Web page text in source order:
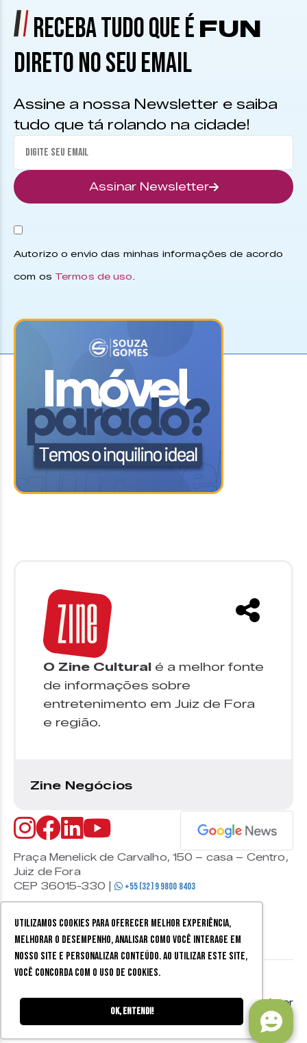
Utilizamos cookies para oferecer melhor experiência,
melhorar o desempenho, analisar como você interage em
nosso site e personalizar conteúdo. Ao utilizar este site,
você concorda com o uso de cookies.
Ok, entendi!
RECEBA TUDO QUE É FUN
DIRETO NO SEU EMAIL
Assine a nossa Newsletter e saiba
tudo que tá rolando na cidade!
Assinar Newsletter
Autorizo o envio das minhas informações de acordo
com os Termos de uso
O Zine Cultural é a melhor fonte
de informações sobre
entretenimento em Juiz de Fora
e região.
Zine Negócios
Praça Menelick de Carvalho, 150 – casa – Centro,
Juiz de Fora
CEP 36015-330 |
+55 (32) 9 9800 8403
os direitos reservados.
Mobister